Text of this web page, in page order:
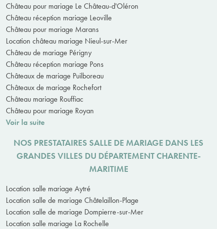
Château pour mariage Le Château-d'Oléron
Château réception mariage Leoville
Château pour mariage Marans
Location château mariage Nieul-sur-Mer
Château de mariage Périgny
Château réception mariage Pons
Châteaux de mariage Puilboreau
Châteaux de mariage Rochefort
Château mariage Rouffiac
Château pour mariage Royan
Voir la suite
NOS PRESTATAIRES SALLE DE MARIAGE DANS LES
GRANDES VILLES DU DÉPARTEMENT CHARENTE-
MARITIME
Location salle mariage Aytré
Location salle de mariage Châtelaillon-Plage
Location salle de mariage Dompierre-sur-Mer
Location salle mariage La Rochelle